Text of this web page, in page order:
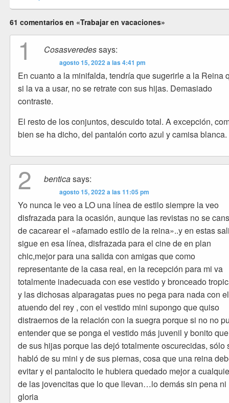
61 comentarios en «Trabajar en vacaciones»
1 Cosasveredessays:
agosto 15, 2022 a las 4:41 pm
En cuanto a la minifalda, tendría que sugerirle a la Reina
si la va a usar, no se retrate con sus hijas. Demasiado
contraste.
El resto de los conjuntos, descuido total. A excepción,
bien se ha dicho, del pantalón corto azul y camisa blanca.
2 benticasays:
agosto 15, 2022 a las 11:05 pm
Yo nunca le veo a LO una línea de estilo siempre la veo
disfrazada para la ocasión, aunque las revistas no se
de cacarear el «afamado estilo de la reina»..y en estas
sigue en esa línea, disfrazada para el cine de en plan
chic,mejor para una salida con amigas que como
representante de la casa real, en la recepción para mi va
totalmente inadecuada con ese vestido y bronceado
y las dichosas alparagatas pues no pega para nada con el
atuendo del rey , con el vestido mini supongo que quiso
distraernos de la relación con la suegra porque si no no
entender que se ponga el vestido más juvenil y bonito
de sus hijas porque las dejó totalmente oscurecidas, sólo
habló de su mini y de sus piernas, cosa que una reina
evitar y el pantalocito le hubiera quedado mejor a
de las jovencitas que lo que llevan…lo demás sin pena ni
gloria